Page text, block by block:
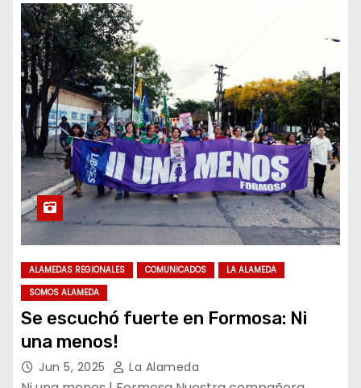
ALAMEDAS REGIONALES COMUNICADOS
LA ALAMEDA
SOMOS ALAMEDA
Se escuchó fuerte en Formosa: Ni
una menos!
Jun 5, 2025 La Alameda